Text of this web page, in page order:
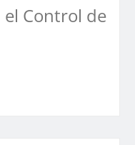
Control de